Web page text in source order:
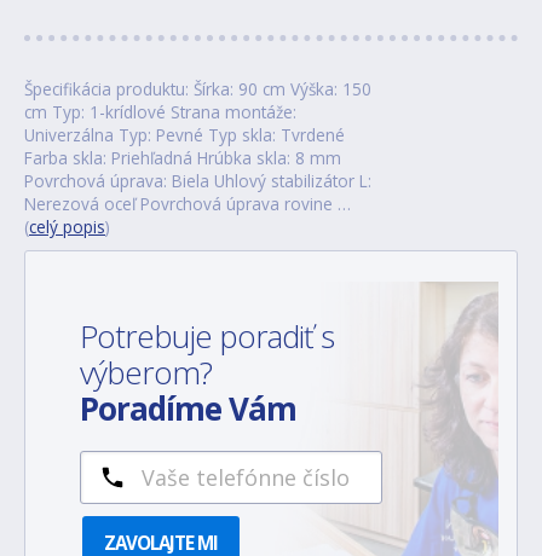
Špecifikácia produktu: Šírka: 90 cm Výška: 150
cm Typ: 1-krídlové Strana montáže:
Univerzálna Typ: Pevné Typ skla: Tvrdené
Farba skla: Priehľadná Hrúbka skla: 8 mm
Povrchová úprava: Biela Uhlový stabilizátor L:
Nerezová oceľ Povrchová úprava rovine …
(celý popis)
Potrebuje poradiť s
výberom?
Poradíme Vám
ZAVOLAJTE MI